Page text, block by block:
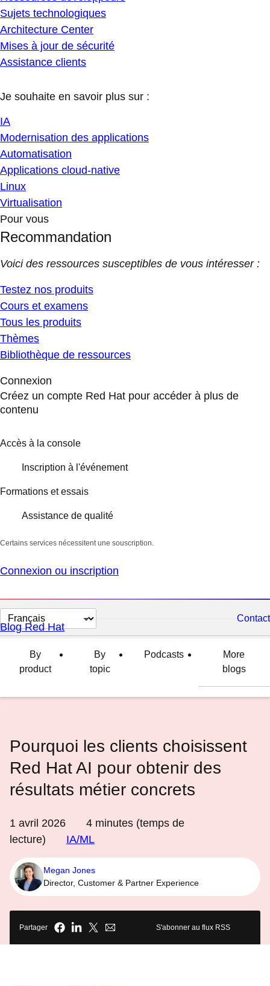
Sujets technologiques
Architecture Center
Mises à jour de sécurité
Assistance clients
Je souhaite en savoir plus sur :
IA
Modernisation des applications
Automatisation
Applications cloud-native
Linux
Virtualisation
Pour vous
Recommandation
Voici des ressources susceptibles de vous intéresser :
Testez nos produits
Cours et examens
Tous les produits
Thèmes
Bibliothèque de ressources
Connexion
Créez un compte Red Hat pour accéder à plus de
contenu
Accès à la console
Inscription à l'événement
Formations et essais
Assistance de qualité
Certains services nécessitent une souscription.
Connexion ou inscription
Changer
la
langue
Contact
Blog Red Hat
By
product
By
topic
Podcasts
More
blogs
Pourquoi les clients choisissent
Red Hat AI pour obtenir des
résultats métier concrets
1 avril 2026 4 minutes (temps de
lecture)
IA/ML
Megan Jones
Director, Customer & Partner Experience
Partager S'abonner au flux RSS